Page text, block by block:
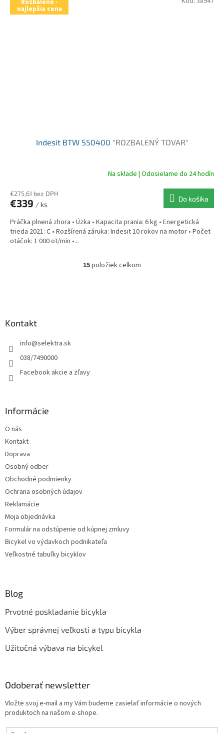
Rozbalené -
najlepšia cena
Indesit BTW S50400 "ROZBALENÝ TOVAR"
Na sklade | Odosielame do 24 hodín
€275,61 bez DPH
€339 / ks
Do košíka
Práčka plnená zhora • Úzka • Kapacita prania: 6 kg • Energetická
trieda 2021: C • Rozšírená záruka: Indesit 10 rokov na motor • Počet
otáčok: 1 000 ot/min •...
O
l
15položiek celkom
Kontakt
info@selektra.sk
038/7490000
Facebook akcie a zľavy
Informácie
O nás
Kontakt
Doprava
Osobný odber
Obchodné podmienky
Ochrana osobných údajov
Reklamácie
Moja objednávka
Formulár na odstúpenie od kúpnej zmluvy
Bicykel vo výdavkoch podnikateľa
Veľkostné tabuľky bicyklov
Blog
Prvotné poskladanie bicykla
Výber správnej veľkosti a typu bicykla
Užitočná výbava na bicykel
Odoberať newsletter
Vložte svoj e-mail a my Vám budeme zasielať informácie o nových
produktoch na našom e-shope.